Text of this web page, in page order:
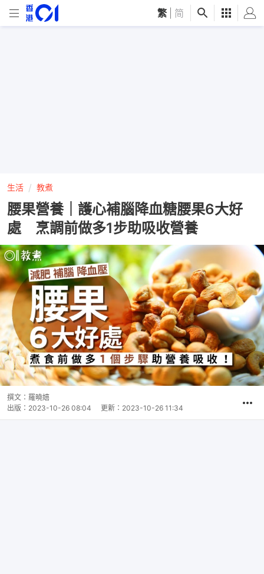
繁 简
生活 教煮
腰果營養｜護心補腦降血糖腰果6大好
處 烹調前做多1步助吸收營養
撰文： 羅曉嬉
出版： 2023-10-26 08:04 更新： 2023-10-26 11:34